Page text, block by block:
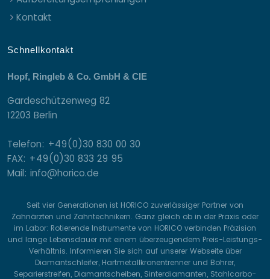
Kontakt
Schnellkontakt
Hopf, Ringleb & Co. GmbH & CIE
Gardeschützenweg 82
12203 Berlin
Telefon: +49(0)30 830 00 30
FAX: +49(0)30 833 29 95
Mail: info@horico.de
Seit vier Generationen ist HORICO zuverlässiger Partner von
Zahnärzten und Zahntechnikern. Ganz gleich ob in der Praxis oder
im Labor: Rotierende Instrumente von HORICO verbinden Präzision
und lange Lebensdauer mit einem überzeugendem Preis-Leistungs-
Verhältnis. Informieren Sie sich auf unserer Webseite über
Diamantschleifer, Hartmetallkronentrenner und Bohrer,
Separierstreifen, Diamantscheiben, Sinterdiamanten, Stahlcarbo-